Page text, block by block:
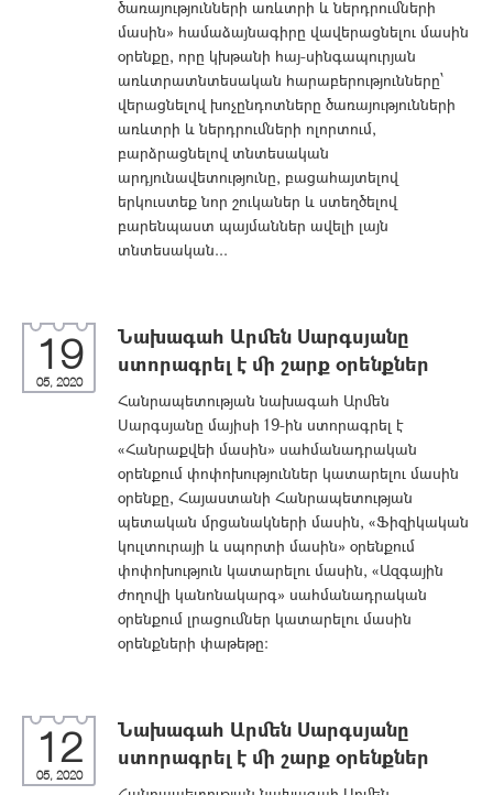
ծառայությունների առևտրի և ներդրումների
մասին» համաձայնագիրը վավերացնելու մասին
օրենքը, որը կխթանի հայ-սինգապուրյան
առևտրատնտեսական հարաբերությունները՝
վերացնելով խոչընդոտները ծառայությունների
առևտրի և ներդրումների ոլորտում,
բարձրացնելով տնտեսական
արդյունավետությունը, բացահայտելով
երկուստեք նոր շուկաներ և ստեղծելով
բարենպաստ պայմաններ ավելի լայն
տնտեսական...
19
05, 2020
Նախագահ Արմեն Սարգսյանը
ստորագրել է մի շարք օրենքներ
Հանրապետության նախագահ Արմեն
Սարգսյանը մայիսի 19-ին ստորագրել է
«Հանրաքվեի մասին» սահմանադրական
օրենքում փոփոխություններ կատարելու մասին
օրենքը, Հայաստանի Հանրապետության
պետական մրցանակների մասին, «Ֆիզիկական
կուլտուրայի և սպորտի մասին» օրենքում
փոփոխություն կատարելու մասին, «Ազգային
ժողովի կանոնակարգ» սահմանադրական
օրենքում լրացումներ կատարելու մասին
օրենքների փաթեթը:
12
05, 2020
Նախագահ Արմեն Սարգսյանը
ստորագրել է մի շարք օրենքներ